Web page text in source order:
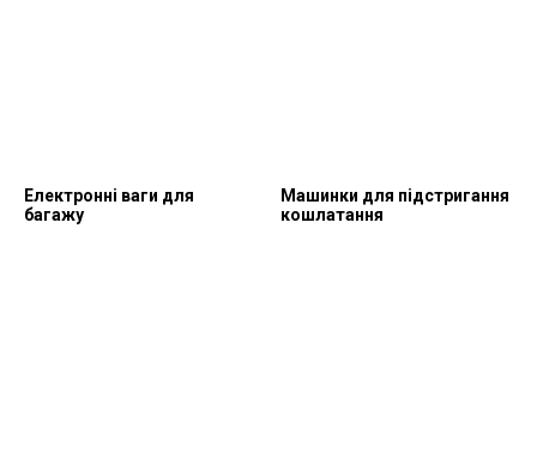
Електронні ваги для
багажу
Машинки для підстригання
кошлатання